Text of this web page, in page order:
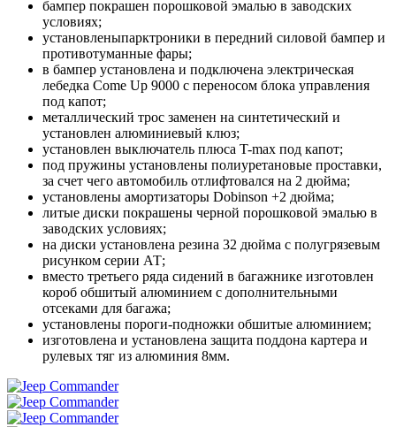
бампер покрашен порошковой эмалью в заводских
условиях;
установленыпарктроники в передний силовой бампер и
противотуманные фары;
в бампер установлена и подключена электрическая
лебедка Come Up 9000 с переносом блока управления
под капот;
металлический трос заменен на синтетический и
установлен алюминиевый клюз;
установлен выключатель плюса T-max под капот;
под пружины установлены полиуретановые проставки,
за счет чего автомобиль отлифтовался на 2 дюйма;
установлены амортизаторы Dobinson +2 дюйма;
литые диски покрашены черной порошковой эмалью в
заводских условиях;
на диски установлена резина 32 дюйма с полугрязевым
рисунком серии АТ;
вместо третьего ряда сидений в багажнике изготовлен
короб обшитый алюминием с дополнительными
отсеками для багажа;
установлены пороги-подножки обшитые алюминием;
изготовлена и установлена защита поддона картера и
рулевых тяг из алюминия 8мм.